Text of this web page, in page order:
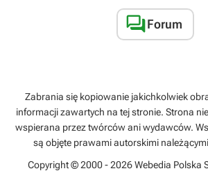
Forum
Zabrania się kopiowanie jakichkolwiek
informacji zawartych na tej stronie. Strona
wspierana przez twórców ani wydawców.
są objęte prawami autorskimi
Copyright © 2000 - 2026 Webedia Polska